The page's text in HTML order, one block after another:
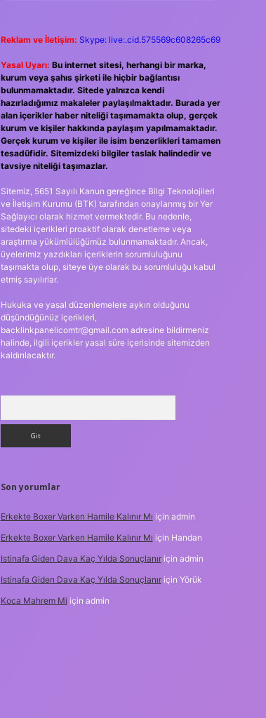
Reklam ve İletişim: Skype: live:.cid.575569c608265c69
Yasal Uyarı: Bu internet sitesi, herhangi bir marka,
kurum veya şahıs şirketi ile hiçbir bağlantısı
bulunmamaktadır. Sitede yalnızca kendi
hazırladığımız makaleler paylaşılmaktadır. Burada yer
alan içerikler haber niteliği taşımamakta olup, gerçek
kurum ve kişiler hakkında paylaşım yapılmamaktadır.
Gerçek kurum ve kişiler ile isim benzerlikleri tamamen
tesadüfidir. Sitemizdeki bilgiler taslak halindedir ve
tavsiye niteliği taşımazlar.
Sitemiz, 5651 Sayılı Kanun gereğince Bilgi Teknolojileri
ve İletişim Kurumu (BTK) tarafından onaylanmış bir Yer
Sağlayıcı olarak hizmet vermektedir. Bu nedenle,
sitedeki içerikleri proaktif olarak denetleme veya
araştırma yükümlülüğümüz bulunmamaktadır. Ancak,
üyelerimiz yazdıkları içeriklerin sorumluluğunu
taşımakta olup, siteye üye olarak bu sorumluluğu kabul
etmiş sayılırlar.
Hukuka ve yasal düzenlemelere aykırı olduğunu
düşündüğünüz içerikleri,
backlinkpanelicomtr@gmail.comadresine bildirmeniz
halinde, ilgili içerikler yasal süre içerisinde sitemizden
kaldırılacaktır.
Son yorumlar
Erkekte Boxer Varken Hamile Kalınır Mı için admin
Erkekte Boxer Varken Hamile Kalınır Mı için Handan
Istinafa Giden Dava Kaç Yılda Sonuçlanıriçin admin
Istinafa Giden Dava Kaç Yılda Sonuçlanıriçin Yörük
Koca Mahrem Mi için admin